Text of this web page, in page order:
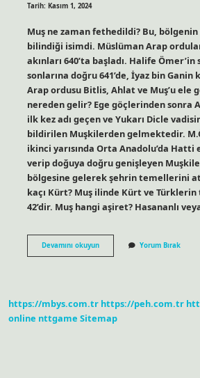
Tarih: Kasım 1, 2024
Muş ne zaman fethedildi? Bu,
bilindiği isimdi. Müslüman Arap
akınları 640’ta başladı. Halife Ömer’in
sonlarına doğru 641’de, İyaz bin
Arap ordusu Bitlis, Ahlat ve Muş’u ele
nereden gelir? Ege göçlerinden sonra
ilk kez adı geçen ve Yukarı Dicle
bildirilen Muşkilerden gelmektedir.
ikinci yarısında Orta Anadolu’da
verip doğuya doğru genişleyen
bölgesine gelerek şehrin temellerini
kaçı Kürt? Muş ilinde Kürt ve
42’dir. Muş hangi aşiret? Hasananlı
Devamını okuyunMuş
U
Yorum Bırak
https://mbys.com.tr https://peh.com.tr
online nttgame Sitemap